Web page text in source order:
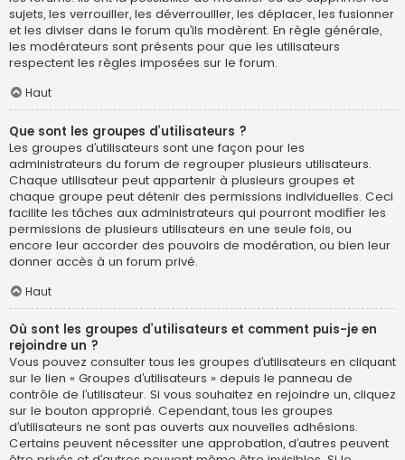
sujets, les verrouiller, les déverrouiller, les déplacer, les fusionner
et les diviser dans le forum qu’ils modèrent. En règle générale,
les modérateurs sont présents pour que les utilisateurs
respectent les règles imposées sur le forum.
Haut
Que sont les groupes d’utilisateurs ?
Les groupes d’utilisateurs sont une façon pour les
administrateurs du forum de regrouper plusieurs utilisateurs.
Chaque utilisateur peut appartenir à plusieurs groupes et
chaque groupe peut détenir des permissions individuelles. Ceci
facilite les tâches aux administrateurs qui pourront modifier les
permissions de plusieurs utilisateurs en une seule fois, ou
encore leur accorder des pouvoirs de modération, ou bien leur
donner accès à un forum privé.
Haut
Où sont les groupes d’utilisateurs et comment puis-je en
rejoindre un ?
Vous pouvez consulter tous les groupes d’utilisateurs en cliquant
sur le lien « Groupes d’utilisateurs » depuis le panneau de
contrôle de l’utilisateur. Si vous souhaitez en rejoindre un, cliquez
sur le bouton approprié. Cependant, tous les groupes
d’utilisateurs ne sont pas ouverts aux nouvelles adhésions.
Certains peuvent nécessiter une approbation, d’autres peuvent